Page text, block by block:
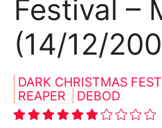
Festival –
(14/12/
DARK CHRISTMAS
REAPER
DEBOD